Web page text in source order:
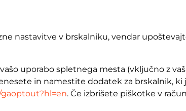
nastavitve v brskalniku, vendar
uporabo spletnega mesta (vključno z
in namestite dodatek za brskalnik, ki
. Če izbrišete piškotke v